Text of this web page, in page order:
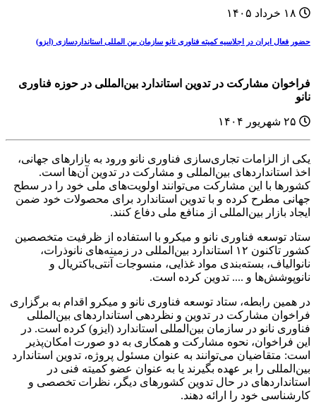
حضور فعال ایران در اجلاسیه کمیته فناوری نانو سازمان بین المللی استانداردسازی (ایزو)
فراخوان مشارکت در تدوین استاندارد بین‌المللی در حوزه فناوری
نانو
یکی از الزامات تجاری‌سازی فناوری نانو ورود به بازارهای جهانی،
اخذ استانداردهای بین‌المللی و مشارکت در تدوین آن‌ها است.
کشورها با این مشارکت می‌توانند اولویت‌های ملی خود را در سطح
جهانی مطرح کرده و با تدوین استاندارد برای محصولات خود ضمن
ایجاد بازار بین‌المللی از منافع ملی دفاع کنند.
ستاد توسعه فناوری نانو و میکرو با استفاده از ظرفیت متخصصین
کشور تاکنون ۱۲ استاندارد بین‌المللی در زمینه‌های نانوذرات،
نانوالیاف، بسته‌بندی مواد غذایی، منسوجات آنتی‌باکتریال و
نانوپوشش‌ها و .... تدوین کرده است.
در همین رابطه، ستاد توسعه فناوری نانو و میکرو اقدام به برگزاری
فراخوان مشارکت در تدوین و نظردهی استانداردهای بین‌المللی
فناوری نانو در سازمان بین‌المللی استاندارد (ایزو) کرده است. در
این فراخوان، نحوه مشارکت و همکاری به دو صورت امکان‌پذیر
است: متقاضیان می‌توانند به عنوان مسئول پروژه، تدوین استاندارد
بین‌المللی را بر عهده بگیرند یا به عنوان عضو کمیته فنی در
استانداردهای در حال تدوین کشورهای دیگر، نظرات تخصصی و
کارشناسی خود را ارائه دهند.